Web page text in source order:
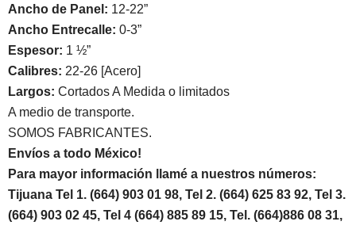
Ancho de Panel: 12-22”
Ancho Entrecalle: 0-3”
Espesor: 1 ½”
Calibres: 22-26 [Acero]
Largos: Cortados A Medida o limitados
A medio de transporte.
SOMOS FABRICANTES.
Envíos a todo México!
Para mayor información llamé a nuestros números:
Tijuana Tel 1. (664) 903 01 98, Tel 2. (664) 625 83 92, Tel 3.
(664) 903 02 45, Tel 4 (664) 885 89 15, Tel. (664)886 08 31,